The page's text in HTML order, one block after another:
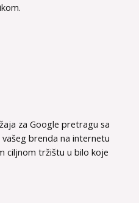
za Google pretragu sa
brenda na internetu
ciljnom tržištu u bilo koje